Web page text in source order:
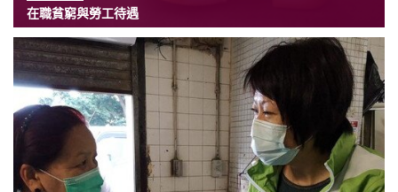
在職貧窮與勞工待遇